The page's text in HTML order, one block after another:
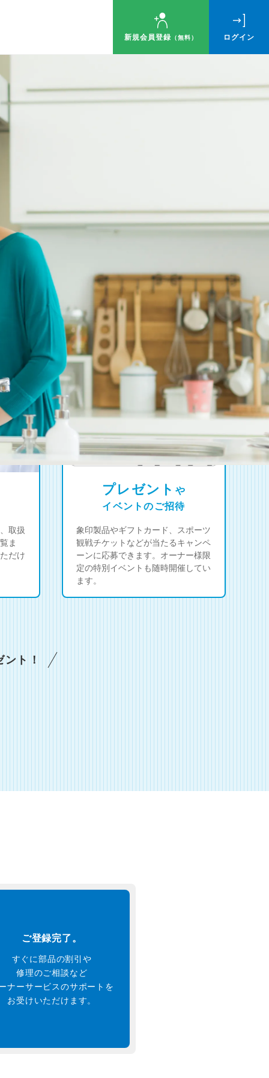
新規会員登録 （無料） ログイン
ト！
取扱
ま
だけ
プレゼント や
イベントのご招待
象印製品やギフトカード、スポーツ
観戦チケットなどが当たるキャンペ
ーンに応募できます。オーナー様限
定の特別イベントも随時開催してい
ます。
ト！
ご登録完了。
すぐに部品の割引や
修理のご相談など
ナーサービスのサポートを
お受けいただけます。